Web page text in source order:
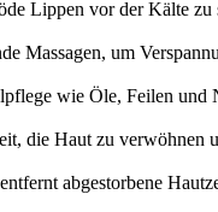
Lippen vor der Kälte zu
Massagen, um
wie Öle, Feilen
die Haut zu verwöhnen
abgestorbene